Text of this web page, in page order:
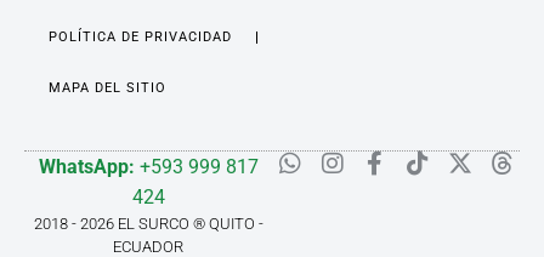
POLÍTICA DE PRIVACIDAD
MAPA DEL SITIO
WhatsApp: +593 999 817
424
2018 - 2026 EL SURCO ® QUITO -
ECUADOR